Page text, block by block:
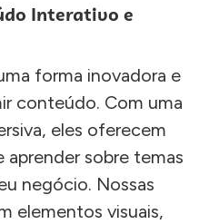
Interativo e
forma inovadora e
conteúdo. Com uma
eles oferecem
aprender sobre temas
negócio. Nossas
elementos visuais,